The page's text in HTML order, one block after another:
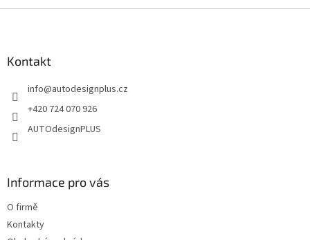
Kontakt
info@autodesignplus.cz
+420 724 070 926
AUTOdesignPLUS
Informace pro vás
O firmě
Kontakty